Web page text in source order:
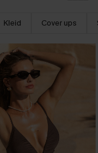
Kleid Cover ups